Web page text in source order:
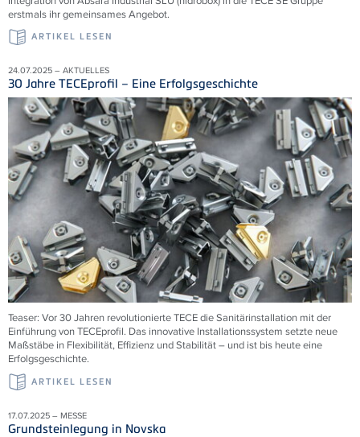
erstmals ihr gemeinsames Angebot.
ARTIKEL LESEN
24.07.2025 – AKTUELLES
30 Jahre TECEprofil – Eine Erfolgsgeschichte
Teaser: Vor 30 Jahren revolutionierte TECE die Sanitärinstallation mit der
Einführung von TECEprofil. Das innovative Installationssystem setzte neue
Maßstäbe in Flexibilität, Effizienz und Stabilität – und ist bis heute eine
Erfolgsgeschichte.
ARTIKEL LESEN
17.07.2025 – MESSE
Grundsteinlegung in Novska